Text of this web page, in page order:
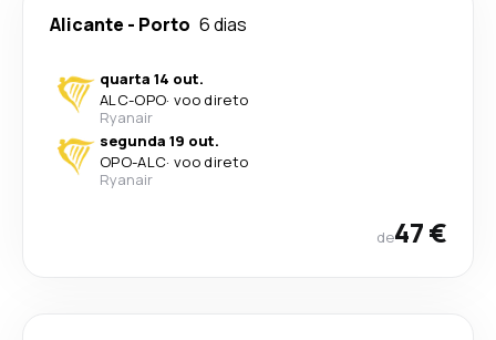
Alicante - Porto 6 dias
quarta 14 out.
ALC-OPO· voo direto
Ryanair
segunda 19 out.
OPO-ALC· voo direto
Ryanair
de47 €